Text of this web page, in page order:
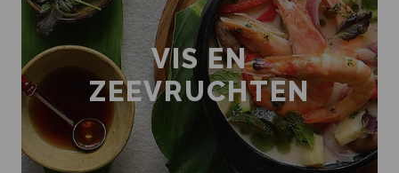
VIS EN
ZEEVRUCHTEN